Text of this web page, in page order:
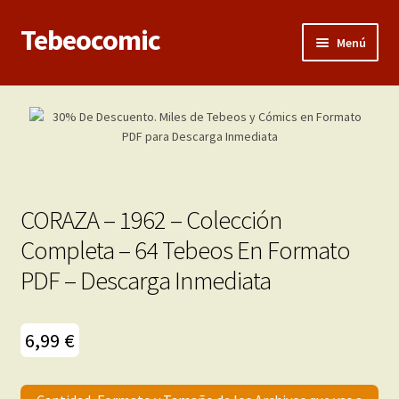
Ir
Ir
al
Tebeocomic Menú
Inicio
Adultos
Porno 3D
Inéditas
el
CORAZA – 1962 – Colección
Completa – 64 Tebeos En Formato
PDF – Descarga Inmediata
6,99 €